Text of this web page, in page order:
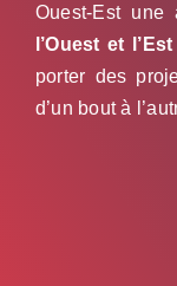
Ouest-Est
l’Ouest et
porter des
d’un bout à